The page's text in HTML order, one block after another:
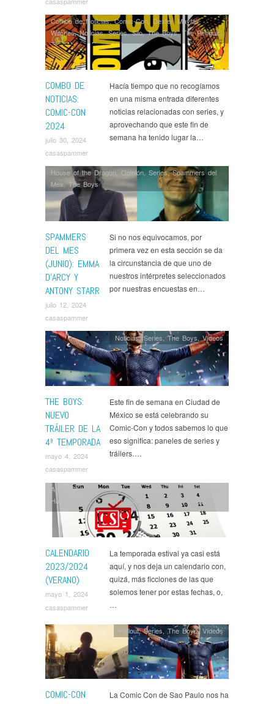
COMBO DE
NOTICIAS:
COMIC-CON
2024
julio 30, 2024
casaspammer
Combo de Noticias,Comic-Con, Dexter, Mayfair
Witches,Noticias,Series,Silo,The Boys,The Penguin,
The Walking Dead,Ví­deos
Hacía tiempo que no recogíamos
en una misma entrada diferentes
noticias relacionadas con series, y
aprovechando que este fin de
semana ha tenido lugar la…
SPAMMERS
DEL MES
(JUNIO): EMMA
D’ARCY Y
ANTONY STARR
julio 12, 2024
casaspammer
House of the Dragon, Opinión, Series,Spammers del
Mes,The Boys
Si no nos equivocamos, por
primera vez en esta sección se da
la circunstancia de que uno de
nuestros intérpretes seleccionados
por nuestras encuestas en…
THE BOYS:
NUEVO
TRÁILER DE LA
4ª TEMPORADA
mayo 4, 2024
casaspammer
Noticias,Series ,The Boys ,Ví­deos
Este fin de semana en Ciudad de
México se está celebrando su
Comic-Con y todos sabemos lo que
eso significa: paneles de series y
tráilers….
CALENDARIO
2023/2024
(VERANO)
mayo 1, 2024
casaspammer
Anime ,Bridgerton,Cobra Kai ,Doctor Who, Evil,
House of the Dragon
,Industry , Kimetsu No Yaiba
Lady in the Lake,Lord of the Rings: The Rings of
Power
My Hero Academia ,NieR: Automata ,Noticias
Only Murders in the Building,Outer Range Series ,
Boys,The Umbrella Academy
La temporada estival ya casi está
aquí, y nos deja un calendario con,
quizá, más ficciones de las que
solemos tener por estas fechas, o,
…
COMIC-CON
Fallout,Series,The Boys,Ví­deos
La Comic Con de Sao Paulo nos ha